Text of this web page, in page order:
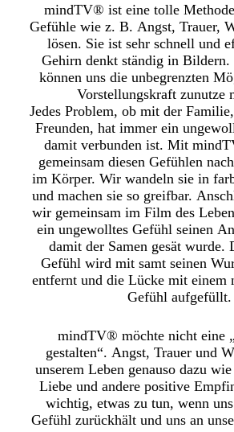
mindTV® ist eine tolle
Gefühle wie z. B. Angst, Trauer,
lösen. Sie ist sehr schnell und
Gehirn denkt ständig in
können uns die unbegrenzten
Vorstellungskraft zunutze
Jedes Problem, ob mit der
Freunden, hat immer ein
damit verbunden ist. Mit
gemeinsam diesen Gefühlen
im Körper. Wir wandeln sie in
und machen sie so greifbar.
wir gemeinsam im Film des
ein ungewolltes Gefühl seinen
damit der Samen gesät wurde.
Gefühl wird mit samt seinen
entfernt und die Lücke mit einem
Gefühl aufgefüllt.
mindTV® möchte nicht eine
gestalten“. Angst, Trauer und
unserem Leben genauso dazu
Liebe und andere positive
wichtig, etwas zu tun, wenn
Gefühl zurückhält und uns an